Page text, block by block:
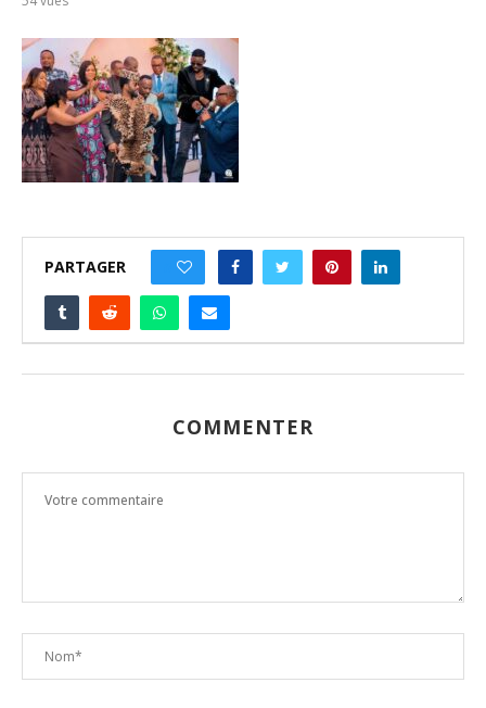
PARTAGER
COMMENTER